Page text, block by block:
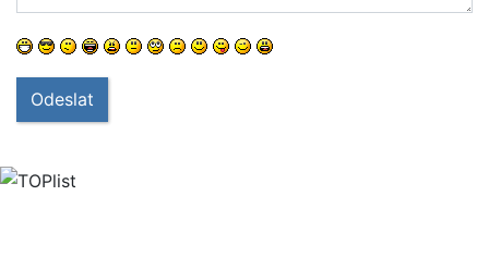
Odeslat